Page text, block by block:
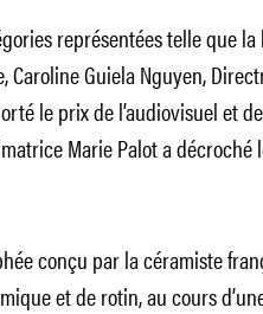
représentées telle que
Caroline Guiela Nguyen,
le prix de l’audiovisuel et
Marie Palot a décroché
conçu par la céramiste
et de rotin, au cours